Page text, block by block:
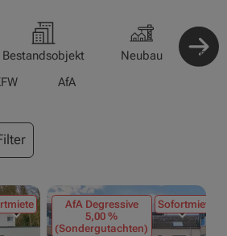
Bestandsobjekt Neubau
AfA
AfA Degressive
5,00 %
(Sondergutachten)
Sofortmiete